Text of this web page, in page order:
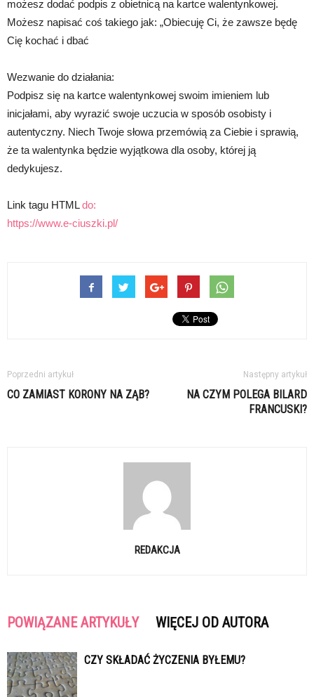
możesz dodać podpis z obietnicą na kartce walentynkowej.
Możesz napisać coś takiego jak: „Obiecuję Ci, że zawsze będę
Cię kochać i dbać
Wezwanie do działania:
Podpisz się na kartce walentynkowej swoim imieniem lub
inicjałami, aby wyrazić swoje uczucia w sposób osobisty i
autentyczny. Niech Twoje słowa przemówią za Ciebie i sprawią,
że ta walentynka będzie wyjątkowa dla osoby, której ją
dedykujesz.
Link tagu HTMLdo:
https://www.e-ciuszki.pl/
Poprzedni artykuł
CO ZAMIAST KORONY NA ZĄB?
Następny artykuł
NA CZYM POLEGA BILARD
FRANCUSKI?
REDAKCJA
POWIĄZANE ARTYKUŁY WIĘCEJ OD AUTORA
CZY SKŁADAĆ ŻYCZENIA BYŁEMU?